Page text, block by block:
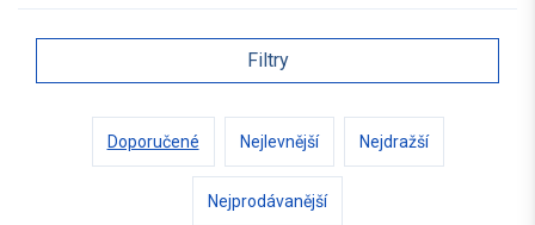
Filtry
Doporučené Nejlevnější Nejdražší
Nejprodávanější